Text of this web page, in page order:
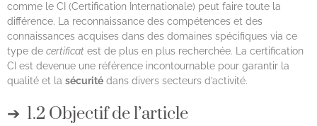
comme le CI (Certification Internationale) peut faire toute la
différence. La reconnaissance des compétences et des
connaissances acquises dans des domaines spécifiques via ce
type de certificat est de plus en plus recherchée. La certification
CI est devenue une référence incontournable pour garantir la
qualité et la sécurité dans divers secteurs d’activité.
1.2 Objectif de l’article